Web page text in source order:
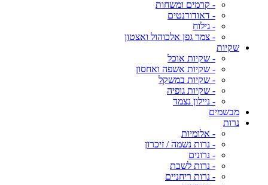
- קרמים ומשחות
- דאודורנטים
- גילוח
- צמר גפן אלכוהול ואצטון
שקיות
- שקיות אוכל
- שקיות אשפה ואחסון
- שקיות במשקל
- שקיות גופיה
- ניילון נצמד
מבשמים
נרות
- אלומיות
- נרות נשמה / זיכרון
- נרונים
- נרות לשבת
- נרות ריחניים